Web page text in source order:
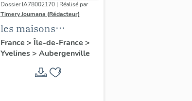
Dossier IA78002170 | Réalisé par
Timery Joumana (Rédacteur)
les maisons
d'Elisabethville
France > Île-de-France >
Yvelines> Aubergenville